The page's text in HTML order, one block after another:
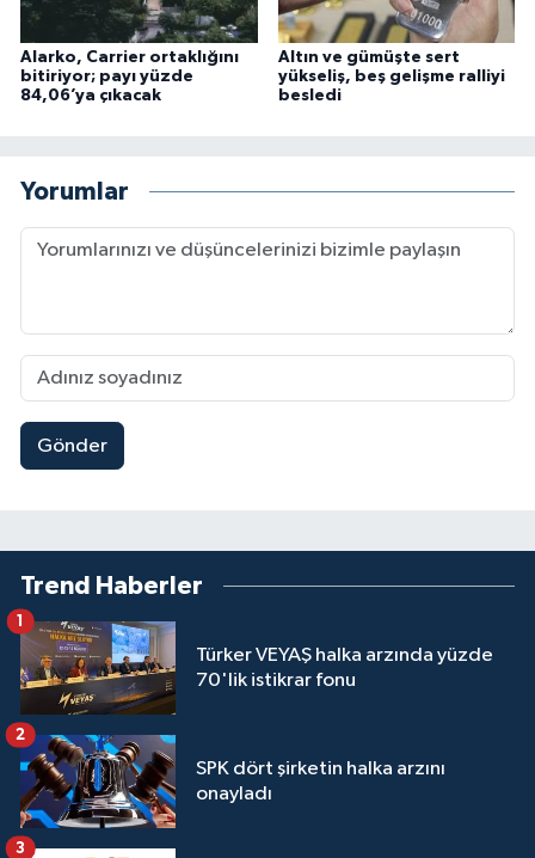
Alarko, Carrier ortaklığını
bitiriyor; payı yüzde
84,06’ya çıkacak
Altın ve gümüşte sert
yükseliş, beş gelişme ralliyi
besledi
Yorumlar
Gönder
Trend Haberler
Türker VEYAŞ halka arzında yüzde
70'lik istikrar fonu
1
SPK dört şirketin halka arzını
onayladı
2
3